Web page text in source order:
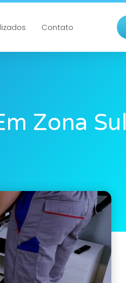
Contato
Zona Sul